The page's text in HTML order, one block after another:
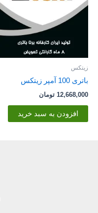
زیتکس
باتری 100 آمپر زیتکس
12,668,000 تومان
افزودن به سبد خرید